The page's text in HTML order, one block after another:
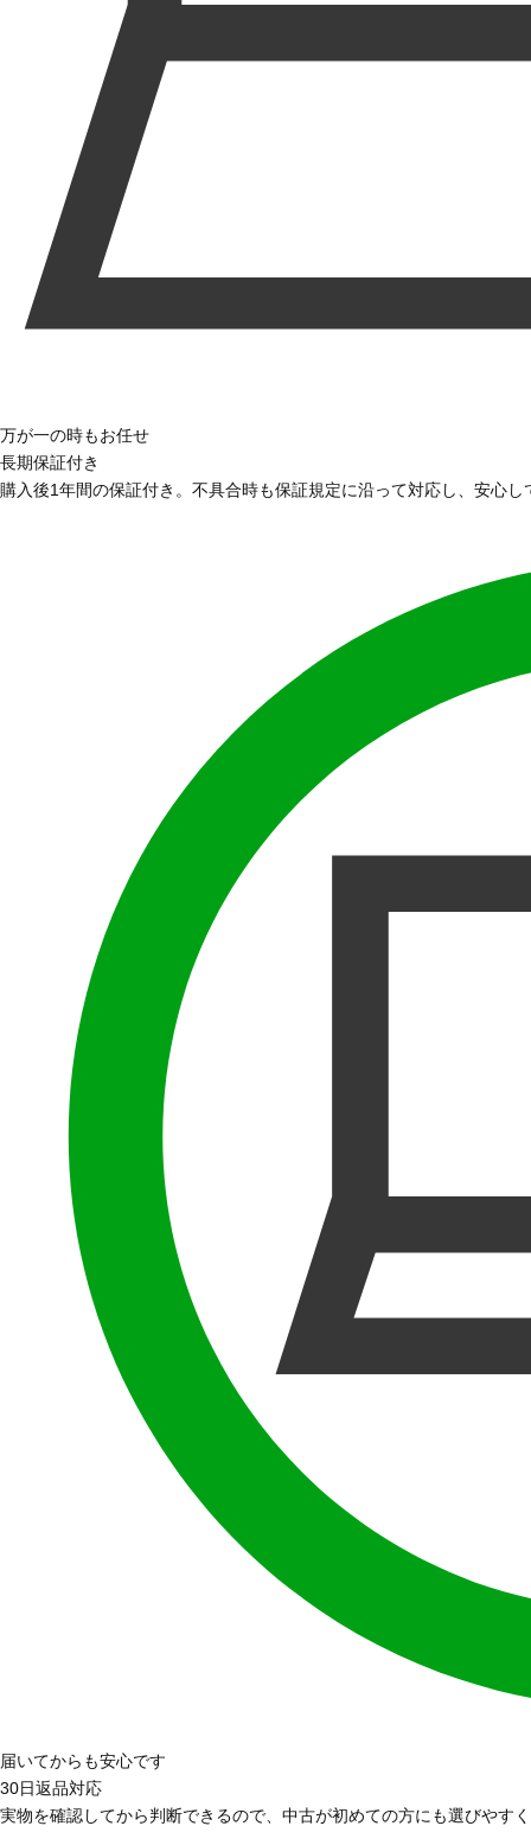
万が一の時もお任せ
長期保証付き
購入後1年間の保証付き。不具合時も保証規定に沿って対応し、安心
届いてからも安心です
30日返品対応
実物を確認してから判断できるので、中古が初めての方にも選びやす